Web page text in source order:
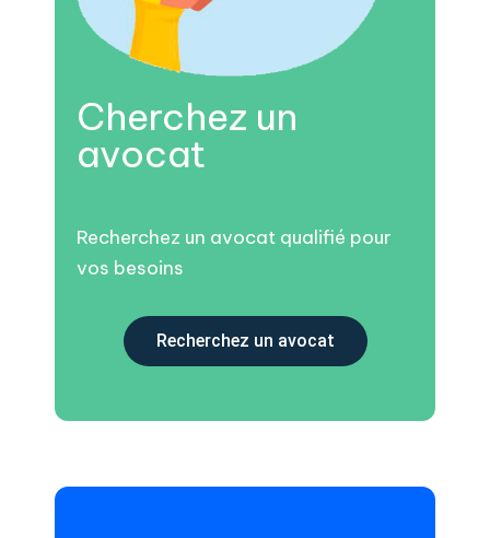
Cherchez un
avocat
Recherchez un avocat qualifié pour
vos besoins
Recherchez un avocat